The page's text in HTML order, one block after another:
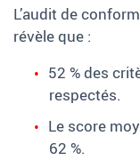
L’audit de
révèle que :
52 % des
respectés.
Le score
62 %.